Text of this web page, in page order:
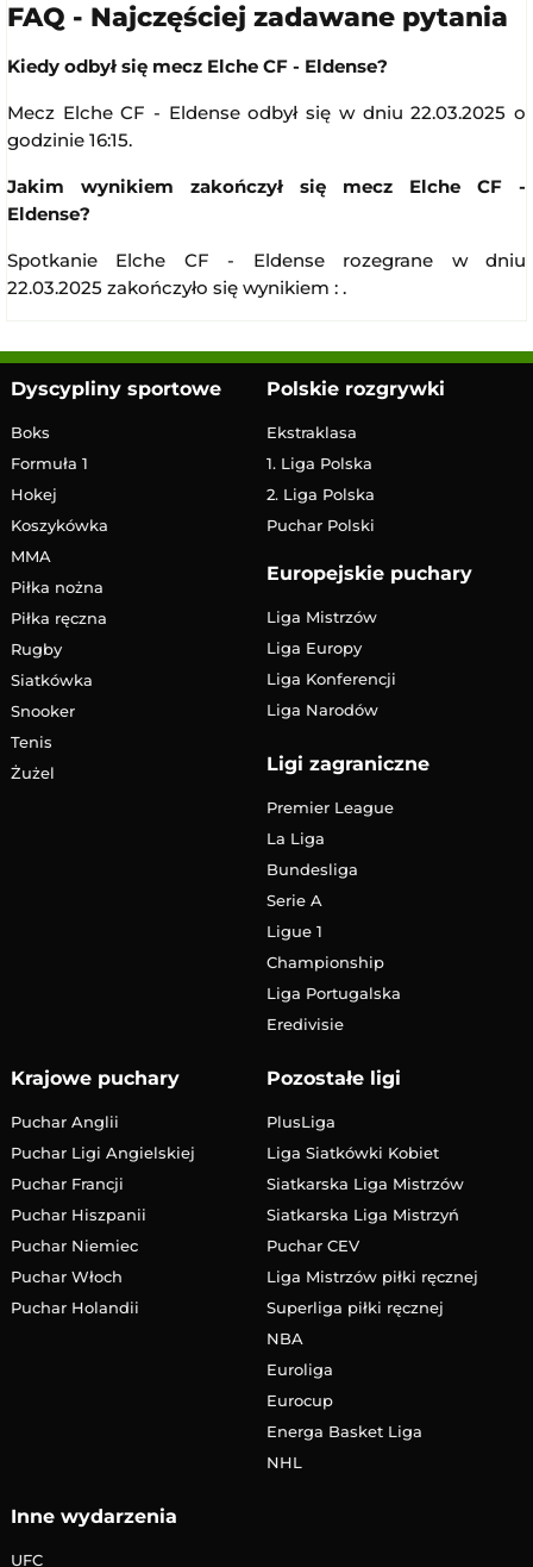
FAQ - Najczęściej zadawane pytania
Kiedy odbył się mecz Elche CF - Eldense?
Mecz Elche CF - Eldense odbył się w dniu 22.03.2025 o
godzinie 16:15.
Jakim wynikiem zakończył się mecz Elche CF -
Eldense?
Spotkanie Elche CF - Eldense rozegrane w dniu
22.03.2025 zakończyło się wynikiem : .
Dyscypliny sportowe
Boks
Formuła 1
Hokej
Koszykówka
MMA
Piłka nożna
Piłka ręczna
Rugby
Siatkówka
Snooker
Tenis
Żużel
Polskie rozgrywki
Ekstraklasa
1. Liga Polska
2. Liga Polska
Puchar Polski
Europejskie puchary
Liga Mistrzów
Liga Europy
Liga Konferencji
Liga Narodów
Ligi zagraniczne
Premier League
La Liga
Bundesliga
Serie A
Ligue 1
Championship
Liga Portugalska
Eredivisie
Krajowe puchary
Puchar Anglii
Puchar Ligi Angielskiej
Puchar Francji
Puchar Hiszpanii
Puchar Niemiec
Puchar Włoch
Puchar Holandii
Pozostałe ligi
PlusLiga
Liga Siatkówki Kobiet
Siatkarska Liga Mistrzów
Siatkarska Liga Mistrzyń
Puchar CEV
Liga Mistrzów piłki ręcznej
Superliga piłki ręcznej
NBA
Euroliga
Eurocup
Energa Basket Liga
NHL
Inne wydarzenia
UFC